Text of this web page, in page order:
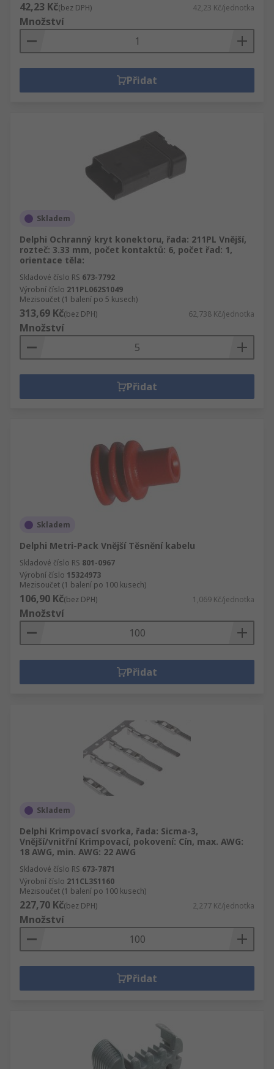
42,23 Kč(bez DPH) 42,23 Kč/jednotka
Množství
Přidat
Skladem
Delphi Ochranný kryt konektoru, řada: 211PL Vnější,
rozteč: 3.33 mm, počet kontaktů: 6, počet řad: 1,
orientace těla:
Skladové číslo RS 673-7792
Výrobní číslo 211PL062S1049
Mezisoučet (1 balení po 5 kusech)
313,69 Kč(bez DPH) 62,738 Kč/jednotka
Množství
Přidat
Skladem
Delphi Metri-Pack Vnější Těsnění kabelu
Skladové číslo RS 801-0967
Výrobní číslo 15324973
Mezisoučet (1 balení po 100 kusech)
106,90 Kč(bez DPH) 1,069 Kč/jednotka
Množství
Přidat
Skladem
Delphi Krimpovací svorka, řada: Sicma-3,
Vnější/vnitřní Krimpovací, pokovení: Cín, max. AWG:
18 AWG, min. AWG: 22 AWG
Skladové číslo RS 673-7871
Výrobní číslo 211CL3S1160
Mezisoučet (1 balení po 100 kusech)
227,70 Kč(bez DPH) 2,277 Kč/jednotka
Množství
Přidat